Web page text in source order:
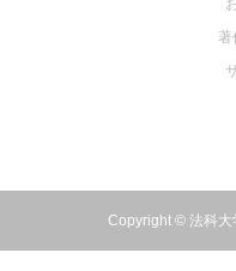
著
Copyright ©法科大